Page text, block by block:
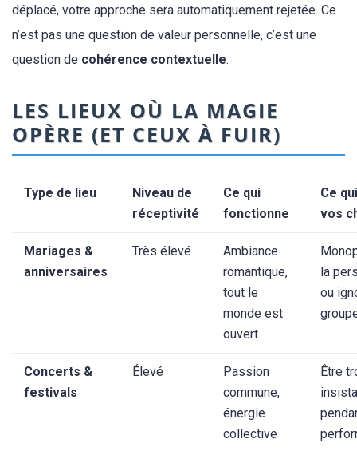
déplacé, votre approche sera automatiquement rejetée. Ce
n’est pas une question de valeur personnelle, c’est une
question de cohérence contextuelle.
LES LIEUX OÙ LA MAGIE
OPÈRE (ET CEUX À FUIR)
Type de lieu
Niveau de
réceptivité
Ce qui
fonctionne
Ce
vos
Mariages &
anniversaires
Très élevé
Ambiance
romantique,
tout le
monde est
ouvert
la
ou
Concerts &
festivals
Élevé
Passion
commune,
énergie
collective
Être